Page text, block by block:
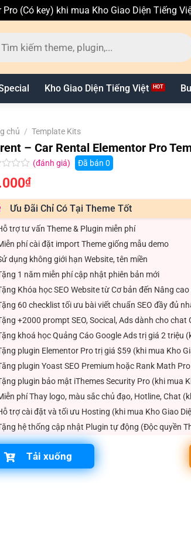
(Có key) khi mua Kho Giao Diện Tiếng
Kho Giao Diện Tiếng Việt
chủ / Template Kits
– Car Rental Elementor Pro
(đánh giá) Đã bán0
₫
Ưu Đãi Chỉ Có Tại Theme Tốt
trợ tư vấn Theme & Plugin miễn phí
phí cài đặt import Theme giống mẫu demo
dụng không giới hạn Website, tên miền
1 năm miễn phí cập nhật phiên bản mới
Khóa học SEO Website từ Cơ bản đến Nâng
60 checklist tối ưu bài viết chuẩn SEO đầy đủ
+2000 prompt SEO, Socical, Ads dành cho chat
khoá học Quảng Cáo Google Ads trị giá 2 triệu
plugin Elementor Pro trị giá $59 (khi mua Kho
plugin Yoast SEO Premium hoặc Rank Math
plugin bảo mật iThemes Security Pro (khi mua
phí Thay logo, màu sắc chủ đạo, Hotline, Chat
trợ cài đặt và tối ưu Hosting (khi mua Kho Giao
hệ thống cập nhật Plugin tự động (Độc quyền
Tải xuống